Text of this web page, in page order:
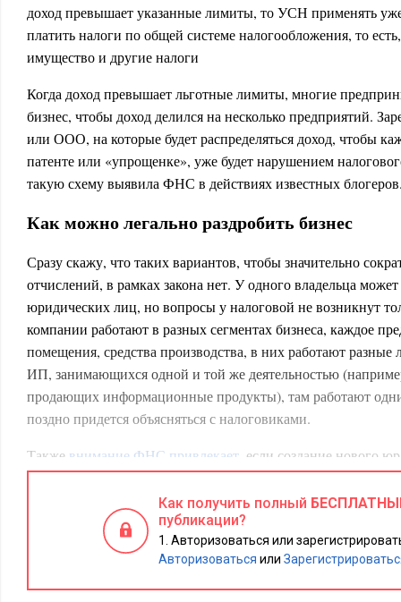
доход превышает указанные лимиты, то УСН применять
платить налоги по общей системе налогообложения, то
имущество и другие налоги
Когда доход превышает льготные лимиты, многие
бизнес, чтобы доход делился на несколько предприятий.
или ООО, на которые будет распределяться доход, чтобы
патенте или «упрощенке», уже будет нарушением
такую схему выявила ФНС в действиях известных
Как можно легально раздробить бизнес
Сразу скажу, что таких вариантов, чтобы значительно
отчислений, в рамках закона нет. У одного владельца
юридических лиц, но вопросы у налоговой не возникнут
компании работают в разных сегментах бизнеса, каждое
помещения, средства производства, в них работают разные
ИП, занимающихся одной и той же деятельностью
продающих информационные продукты), там работают
поздно придется объясняться с налоговиками.
Также внимание ФНС привлекает , если создание нового
непосредственно перед превышением лимитов дохода,
налогообложения, которые применяет налогоплательщик
Как не попасть под прицел налоговой
Как получить полный
публикации?
Авторизоваться или
Авторизоваться или